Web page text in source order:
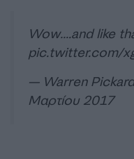
Wow….and like
pic.twitter.com/
— Warren
Μαρτίου 2017